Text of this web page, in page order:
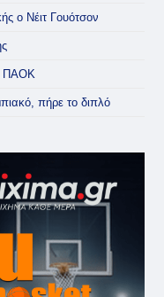
ο Νέιτ Γουότσον
ΠΑΟΚ
πήρε το διπλό